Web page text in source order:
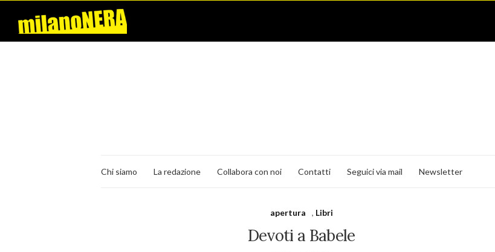
Chi siamo La redazione Collabora con noi Contatti Seguici via mail Newsletter
apertura , Libri
Devoti a Babele